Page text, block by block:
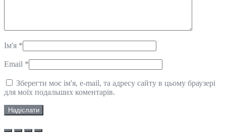
Ім'я *
Email *
Зберегти моє ім'я, e-mail, та адресу сайту в цьому браузері
для моїх подальших коментарів.